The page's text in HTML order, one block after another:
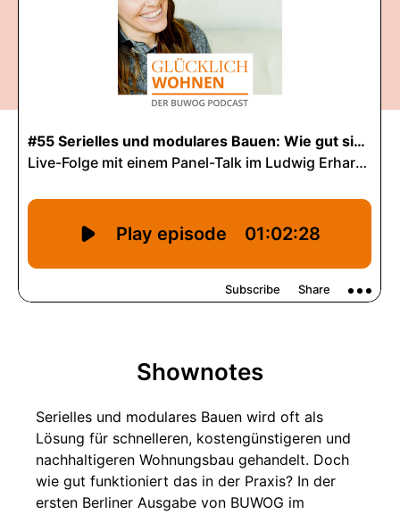
Shownotes
Serielles und modulares Bauen wird oft als
Lösung für schnelleren, kostengünstigeren und
nachhaltigeren Wohnungsbau gehandelt. Doch
wie gut funktioniert das in der Praxis? In der
ersten Berliner Ausgabe von BUWOG im